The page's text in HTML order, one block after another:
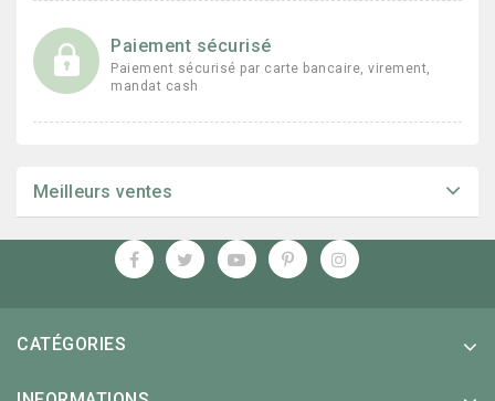
Paiement sécurisé
Paiement sécurisé par carte bancaire, virement,
mandat cash
Meilleurs ventes
CATÉGORIES